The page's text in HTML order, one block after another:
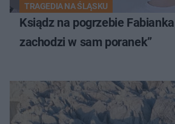
TRAGEDIA NA ŚLĄSKU
Ksiądz na pogrzebie
zachodzi w sam poranek”